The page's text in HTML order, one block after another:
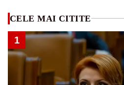
CELE MAI CITITE
1